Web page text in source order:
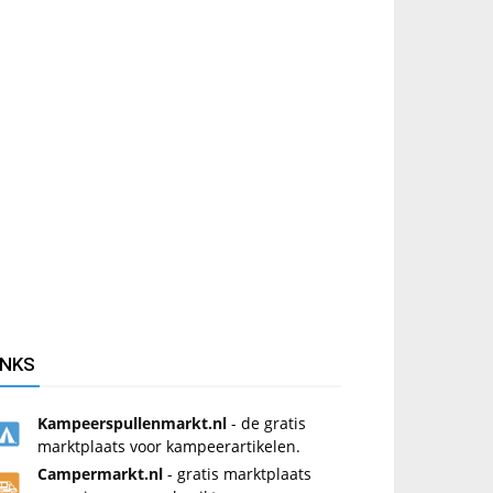
Kampeerspullenmarkt.nl - de gratis
marktplaats voor kampeerartikelen.
Campermarkt.nl - gratis marktplaats